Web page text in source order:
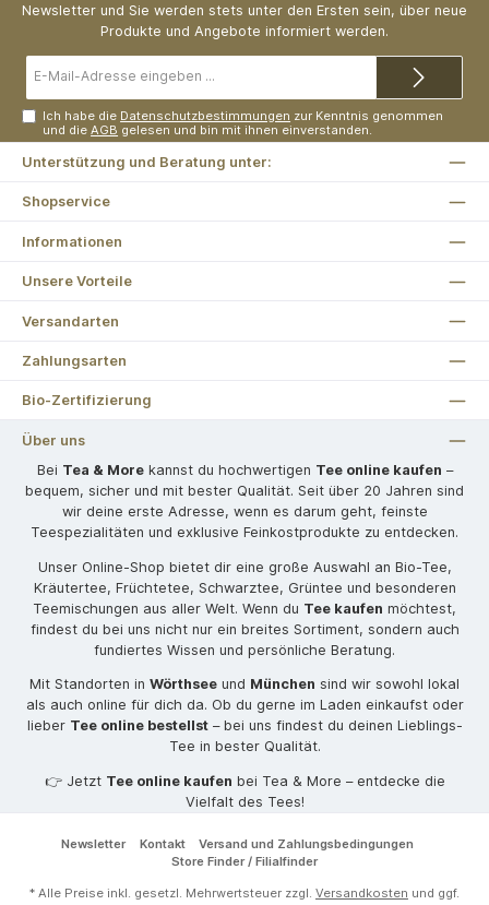
Newsletter und Sie werden stets unter den Ersten sein, über neue
Produkte und Angebote informiert werden.
Mail-
Ich habe die Datenschutzbestimmungen zur Kenntnis genommen
und dieAGB gelesen und bin mit ihnen einverstanden.
Unterstützung und Beratung unter:
Shopservice
Informationen
Unsere Vorteile
Versandarten
Zahlungsarten
Bio-Zertifizierung
Über uns
Bei Tea & Morekannst du hochwertigen Tee online kaufen –
bequem, sicher und mit bester Qualität. Seit über 20 Jahren sind
wir deine erste Adresse, wenn es darum geht, feinste
Teespezialitäten und exklusive Feinkostprodukte zu entdecken.
Unser Online-Shop bietet dir eine große Auswahl an Bio-Tee,
Kräutertee, Früchtetee, Schwarztee, Grüntee und besonderen
Teemischungen aus aller Welt. Wenn du Tee kaufen möchtest,
findest du bei uns nicht nur ein breites Sortiment, sondern auch
fundiertes Wissen und persönliche Beratung.
Mit Standorten in Wörthsee und München sind wir sowohl lokal
als auch online für dich da. Ob du gerne im Laden einkaufst oder
lieber Tee online bestellst– bei uns findest du deinen Lieblings-
Tee in bester Qualität.
👉 Jetzt Tee online kaufen bei Tea & More – entdecke die
Vielfalt des Tees!
Newsletter Kontakt
Versand und Zahlungsbedingungen
Store Finder / Filialfinder
* Alle Preise inkl. gesetzl. Mehrwertsteuer zzgl. Versandkosten und ggf.